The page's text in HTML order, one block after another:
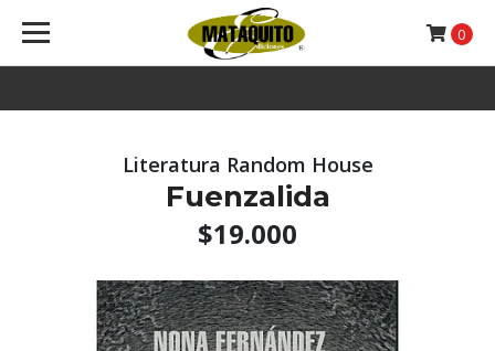
0
Literatura Random House
Fuenzalida
$19.000